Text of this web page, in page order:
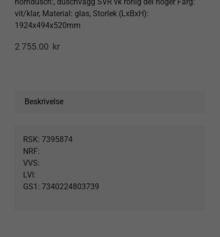
vit/klar, Material: glas, Storlek (LxBxH):
1924x494x520mm
2 755.00 kr
Beskrivelse
RSK: 7395874
NRF:
VVS:
LVI:
GS1: 7340224803739